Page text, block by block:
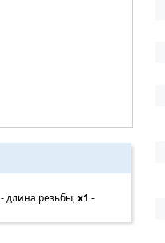
- длина резьбы,x1 -